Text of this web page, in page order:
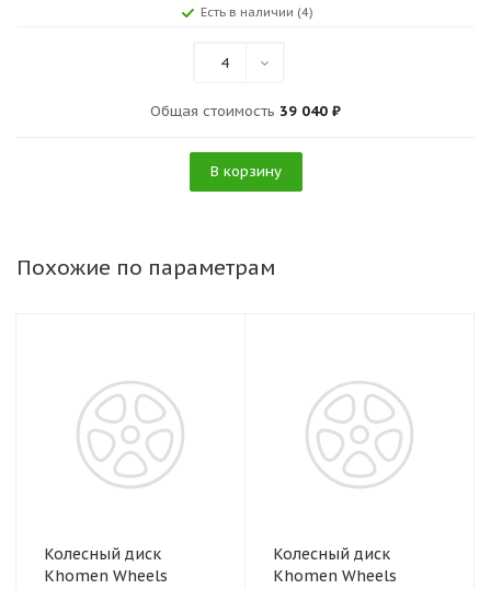
Есть в наличии (4)
4
Общая стоимость 39 040 ₽
В корзину
Похожие по параметрам
Колесный диск
Khomen Wheels
Колесный диск
Khomen Wheels